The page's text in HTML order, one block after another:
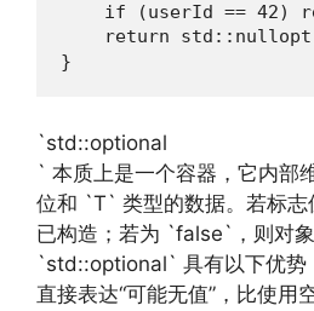
if (userId == 42)
return
}
`std::optional
` 本质上是一个容器，它内部
位和 `T` 类型的数据。若标
已构造；若为 `false`，则对
`std::optional` 具有以下优势
直接表达“可能无值”，比使用